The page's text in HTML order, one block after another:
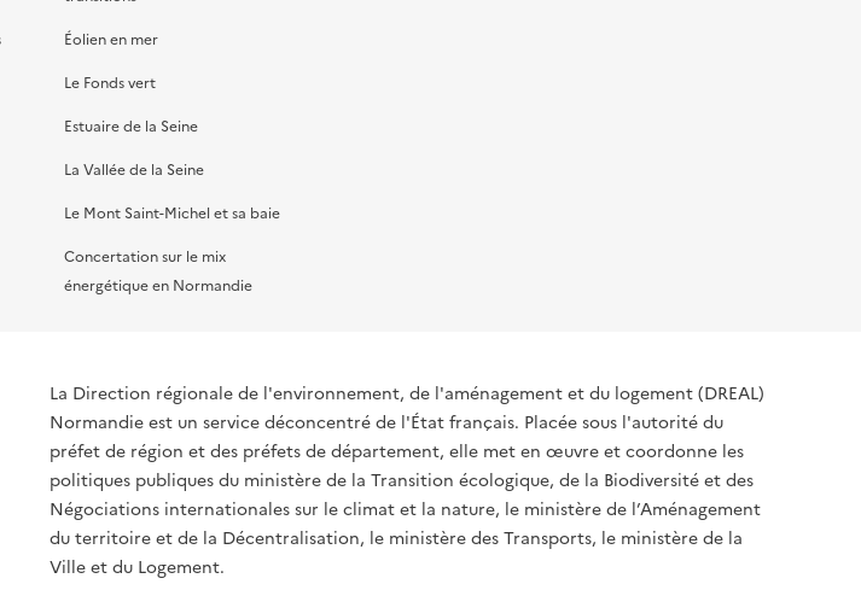
Éolien en mer
Le Fonds vert
Estuaire de la Seine
La Vallée de la Seine
Le Mont Saint-Michel et sa baie
Concertation sur le mix
énergétique en Normandie
La Direction régionale de l'environnement, de l'aménagement et du logement (DREAL)
Normandie est un service déconcentré de l'État français. Placée sous l'autorité du
préfet de région et des préfets de département, elle met en œuvre et coordonne les
politiques publiques du ministère de la Transition écologique, de la Biodiversité et des
Négociations internationales sur le climat et la nature, le ministère de l’Aménagement
du territoire et de la Décentralisation, le ministère des Transports, le ministère de la
Ville et du Logement.